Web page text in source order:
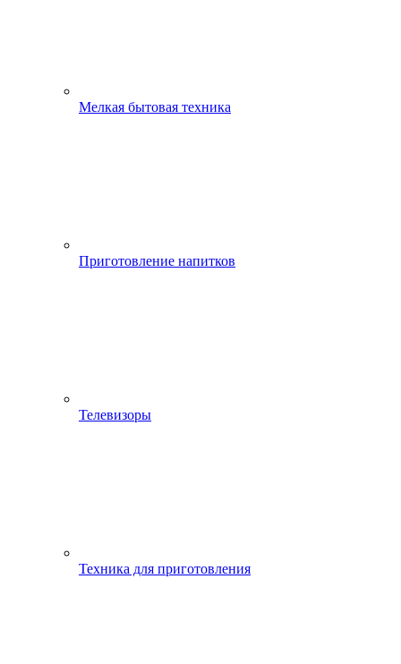
Мелкая бытовая техника
Приготовление напитков
Телевизоры
Техника для приготовления